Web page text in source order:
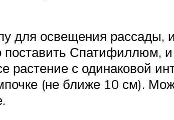
для освещения рассады,
Спатифиллюм, и
растение с одинаковой
(не ближе 10 см).